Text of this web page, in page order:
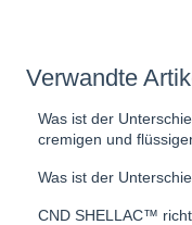
Verwandte
Was ist der
cremigen und
Was ist der
CND SHELLAC™